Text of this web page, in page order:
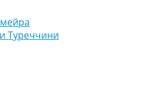
Туреччини